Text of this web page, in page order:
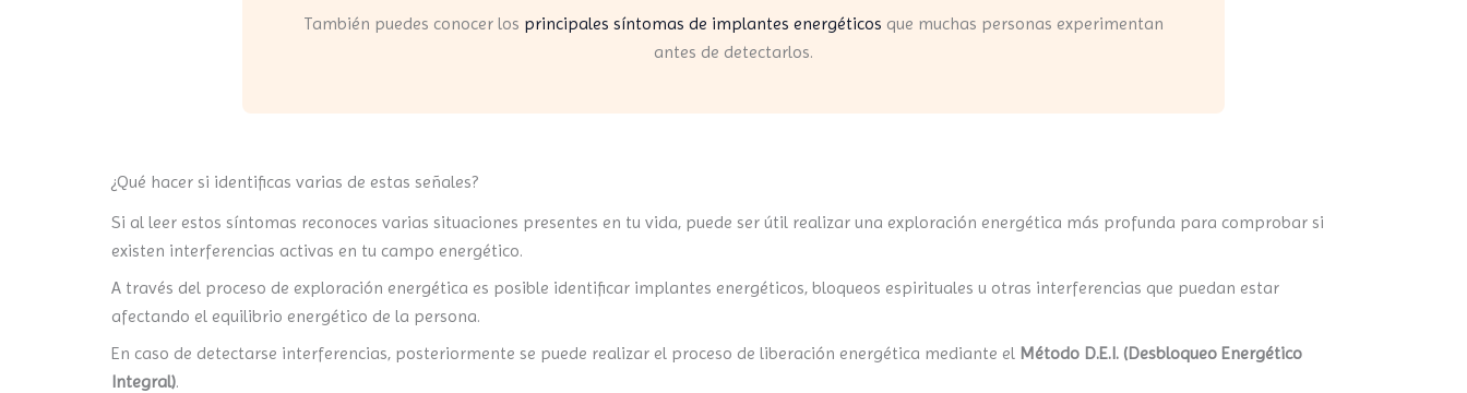
También puedes conocer los principales síntomas de implantes energéticos que muchas personas experimentan
antes de detectarlos.
¿Qué hacer si identificas varias de estas señales?
Si al leer estos síntomas reconoces varias situaciones presentes en tu vida, puede ser útil realizar una exploración energética más profunda para comprobar si
existen interferencias activas en tu campo energético.
A través del proceso de exploración energética es posible identificar implantes energéticos, bloqueos espirituales u otras interferencias que puedan estar
afectando el equilibrio energético de la persona.
En caso de detectarse interferencias, posteriormente se puede realizar el proceso de liberación energética mediante el Método D.E.I. (Desbloqueo Energético
Integral).